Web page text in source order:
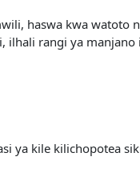
haswa kwa watoto
rangi ya
ya kile kilichopotea